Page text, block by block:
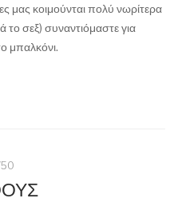
μας κοιμούνται πολύ νωρίτερα
σεξ) συναντιόμαστε για
μπαλκόνι.